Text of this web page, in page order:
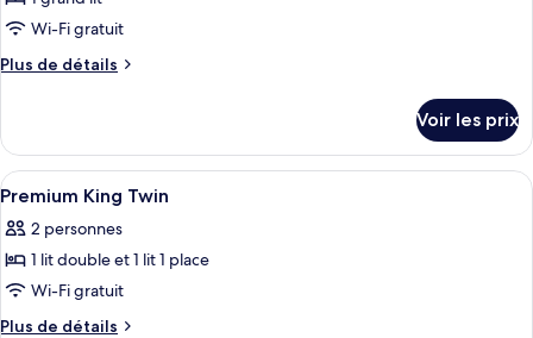
Wi-Fi gratuit
Plus de détails
Plus
le
type
de
Standard
Voir les prix
Afficher
toutes
les
photos
pour
ce
Literie hypoallergénique, matelas
4
Premium King Twin
2 personnes
1 lit double et 1 lit 1 place
Wi-Fi gratuit
Plus de détails
Plus